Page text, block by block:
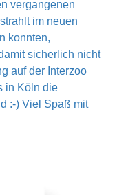
vergangenen
im neuen
konnten,
sicherlich nicht
auf der Interzoo
in Köln die
:-) Viel Spaß mit